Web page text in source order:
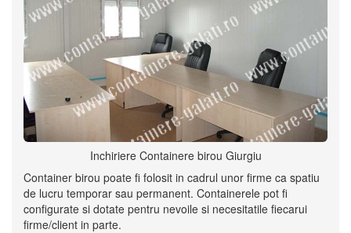
Inchiriere Containere birou Giurgiu
Container birou poate fi folosit in cadrul unor firme ca spatiu
de lucru temporar sau permanent. Containerele pot fi
configurate si dotate pentru nevoile si necesitatile fiecarui
firme/client in parte.